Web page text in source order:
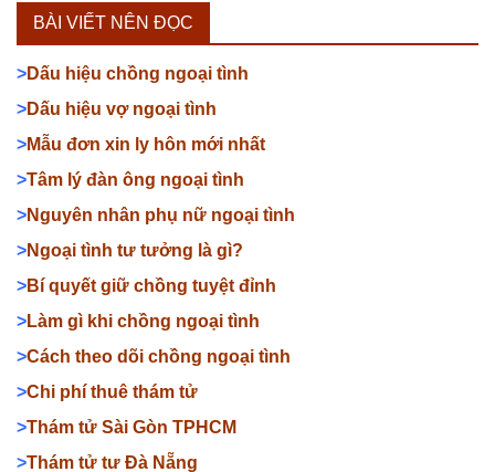
BÀI VIẾT NÊN ĐỌC
>Dấu hiệu chồng ngoại tình
>Dấu hiệu vợ ngoại tình
>Mẫu đơn xin ly hôn mới nhất
>Tâm lý đàn ông ngoại tình
>Nguyên nhân phụ nữ ngoại tình
>Ngoại tình tư tưởng là gì?
>Bí quyết giữ chồng tuyệt đỉnh
>Làm gì khi chồng ngoại tình
>Cách theo dõi chồng ngoại tình
>Chi phí thuê thám tử
>Thám tử Sài Gòn TPHCM
>Thám tử tư Đà Nẵng